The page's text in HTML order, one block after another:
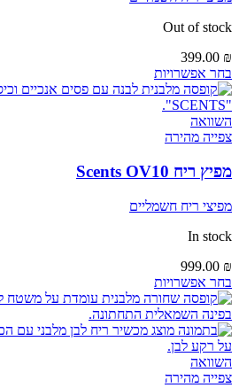
Out of stock
399.00 ₪
בחר אפשרויות
השוואה
צפייה מהירה
מפיץ ריח Scents OV10
מפיצי ריח חשמליים
In stock
999.00 ₪
בחר אפשרויות
השוואה
צפייה מהירה